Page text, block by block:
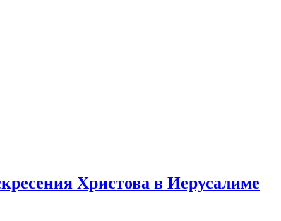
Христова в Иерусалиме